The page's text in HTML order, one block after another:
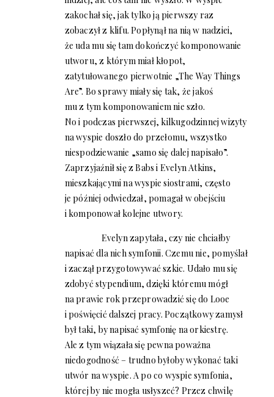
zakochał się, jak tylko ją pierwszy raz
zobaczył z klifu. Popłynął na nią w nadziei,
że uda mu się tam dokończyć komponowanie
utworu, z którym miał kłopot,
zatytułowanego pierwotnie „The Way Things
Are”. Bo sprawy miały się tak, że jakoś
mu z tym komponowaniem nie szło.
No i podczas pierwszej, kilkugodzinnej wizyty
na wyspie doszło do przełomu, wszystko
niespodziewanie „samo się dalej napisało”.
Zaprzyjaźnił się z Babs i Evelyn Atkins,
mieszkającymi na wyspie siostrami, często
je później odwiedzał, pomagał w obejściu
i komponował kolejne utwory.
Evelyn zapytała, czy nie chciałby
napisać dla nich symfonii. Czemu nie, pomyślał
i zaczął przygotowywać szkic. Udało mu się
zdobyć stypendium, dzięki któremu mógł
na prawie rok przeprowadzić się do Looe
i poświęcić dalszej pracy. Początkowy zamysł
był taki, by napisać symfonię na orkiestrę.
Ale z tym wiązała się pewna poważna
niedogodność – trudno byłoby wykonać taki
utwór na wyspie. A po co wyspie symfonia,
której by nie mogła usłyszeć? Przez chwilę